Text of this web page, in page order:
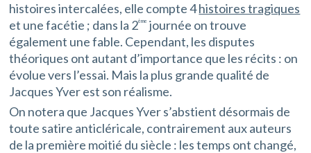
histoires intercalées, elle compte 4histoires tragiques
et une facétie ; dans la 2ème journée on trouve
également une fable. Cependant, les disputes
théoriques ont autant d’importance que les récits : on
évolue vers l’essai. Mais la plus grande qualité de
Jacques Yver est son réalisme.
On notera que Jacques Yver s’abstient désormais de
toute satire anticléricale, contrairement aux auteurs
de la première moitié du siècle : les temps ont changé,